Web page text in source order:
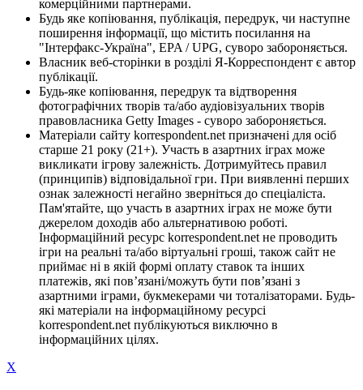
комерційними партнерами.
Будь яке копіювання, публікація, передрук, чи наступне
поширення інформації, що містить посилання на
"Інтерфакс-Україна", EPA / UPG, суворо забороняється.
Власник веб-сторінки в розділі Я-Корреспондент є автор
публікації.
Будь-яке копіювання, передрук та відтворення
фотографічних творів та/або аудіовізуальних творів
правовласника Getty Images - суворо забороняється.
Матеріали сайту korrespondent.net призначені для осіб
старше 21 року (21+). Участь в азартних іграх може
викликати ігрову залежність. Дотримуйтесь правил
(принципів) відповідальної гри. При виявленні перших
ознак залежності негайно зверніться до спеціаліста.
Пам'ятайте, що участь в азартних іграх не може бути
джерелом доходів або альтернативою роботі.
Інформаційний ресурс korrespondent.net не проводить
ігри на реальні та/або віртуальні гроші, також сайт не
приймає ні в якій формі оплату ставок та інших
платежів, які пов’язані/можуть бути пов’язані з
азартними іграми, букмекерами чи тоталізаторами. Будь-
які матеріали на інформаційному ресурсі
korrespondent.net публікуються виключно в
інформаційних цілях.
X